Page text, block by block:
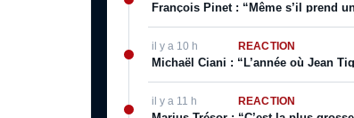
François Pinet : “Même s’il prend
il y a 10 h RÉACTION
Michaël Ciani : “L’année où Jean
il y a 11 h RÉACTION